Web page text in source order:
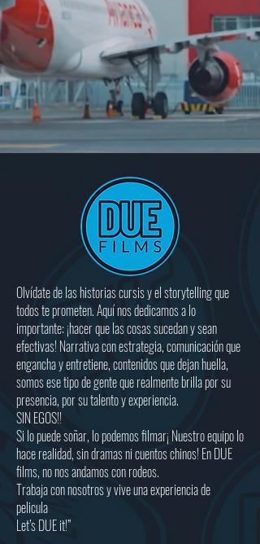
Olvídate de las historias cursis y el storytelling que
todos te prometen. Aquí nos dedicamos a lo
importante: ¡hacer que las cosas sucedan y sean
efectivas! Narrativa con estrategia, comunicación que
engancha y entretiene, contenidos que dejan huella,
somos ese tipo de gente que realmente brilla por su
presencia, por su talento y experiencia.
SIN EGOS!!
Si lo puede soñar, lo podemos filmar¡ Nuestro equipo lo
hace realidad, sin dramas ni cuentos chinos! En DUE
films, no nos andamos con rodeos.
Trabaja con nosotros y vive una experiencia de
pelicula
Let’s DUE it!”